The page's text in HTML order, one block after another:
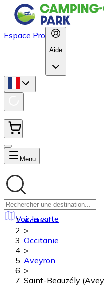
Espace Pro
Aide
Menu
Voir la carte
Accueil
>
Occitanie
>
Aveyron
>
Saint-Beauzély